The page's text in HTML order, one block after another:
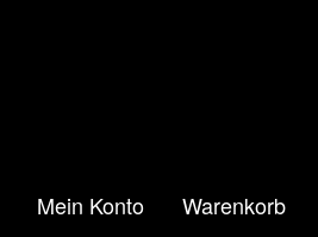
Mein Konto Warenkorb